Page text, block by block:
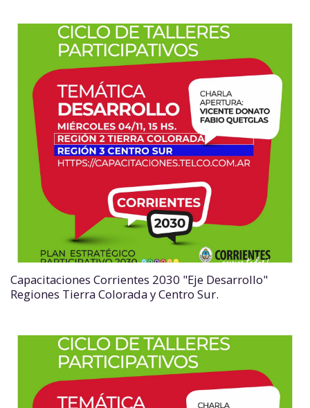
Capacitaciones Corrientes 2030 "Eje Desarrollo"
Regiones Tierra Colorada y Centro Sur.